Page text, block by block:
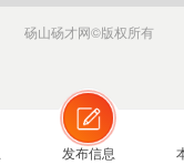
发布信息
砀山砀才网©版权所有